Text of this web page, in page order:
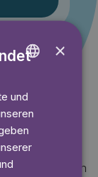
Nur für
Mehr anzeigen
GERMAN
×
und